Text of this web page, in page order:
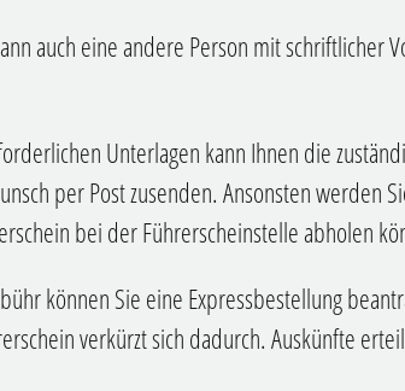
auch eine andere Person mit schriftlicher
Unterlagen kann Ihnen die zustän
per Post zusenden. Ansonsten werden
bei der Führerscheinstelle abholen
können Sie eine Expressbestellung bean
verkürzt sich dadurch. Auskünfte